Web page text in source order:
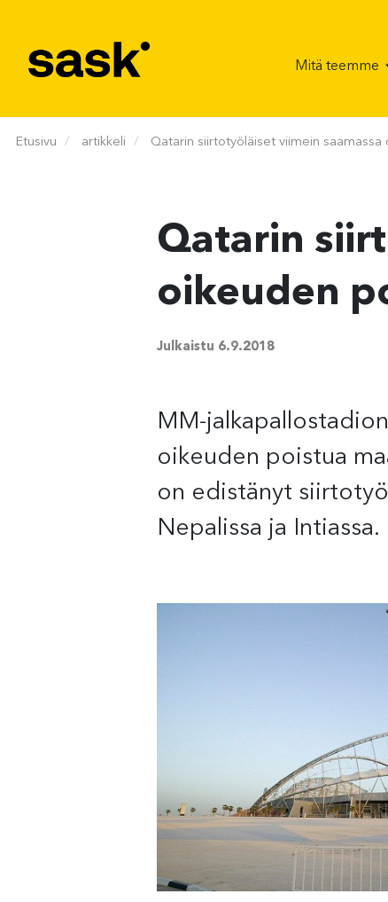
Mitä teemme
Etusivu artikkeli Qatarin siirtotyöläiset viimein
Qatarin
oikeuden
Julkaistu 6.9.2018
MM-
oikeuden poistua
on edistänyt
Nepalissa ja Intiassa.